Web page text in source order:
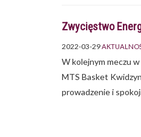
Zwycięstwo
2022-03-29
W kolejnym meczu
MTS Basket
prowadzenie i